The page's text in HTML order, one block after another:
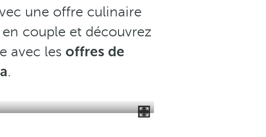
une offre culinaire
couple et découvrez
avec les offres de
.